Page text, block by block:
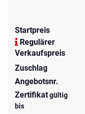
Startpreis
Regulärer
Verkaufspreis
Zuschlag
Angebotsnr.
Zertifikatgültig
bis